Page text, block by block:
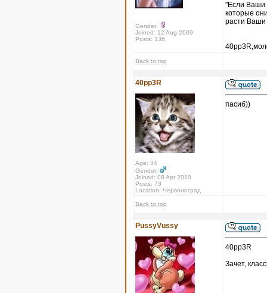
Gender:
Joined: 12 Aug 2009
Posts: 136
"Если Ваши
которые
расти Ваши
Back to top
40pp3R
Age: 34
Gender:
Joined: 08 Apr 2010
Posts: 73
Location: Червоноград
пасиб))
Back to top
PussyVussy
40pp3R
Зачет,